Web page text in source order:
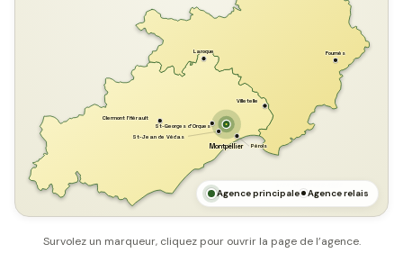
Montpellier Pérols
Laroque Fournès
Villetelle
St-Georges d'Orques
Clermont l'Hérault
St-Jean de Védas
Agence principale Agence relais
Survolez un marqueur, cliquez pour ouvrir la page de l’agence.